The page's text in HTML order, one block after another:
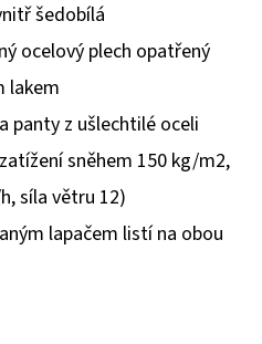
šedobílá
ocelový plech opatřený
lakem
panty z ušlechtilé oceli
sněhem 150 kg/m2,
síla větru 12)
lapačem listí na obou